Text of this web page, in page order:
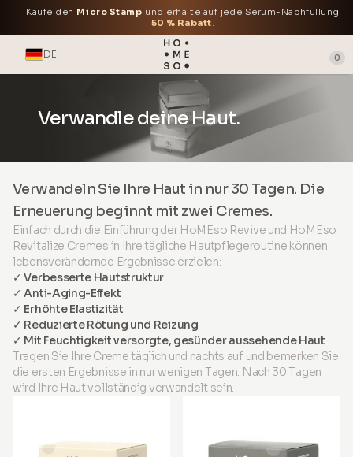
Kaufe den Micro Stamp und erhalte auf jede Serum-Nachfüllung
50 % Rabatt.
DE 0
Verwandle deine Haut.
Verwandeln Sie Ihre Haut in nur 30 Tagen. Die
Erneuerung beginnt mit zwei Cremes.
Einfach durch die Einführung der HoMEso Revive und HoMEso
Revitalize Cremes in Ihre tägliche Hautpflegeroutine können
lebensverändernde Ergebnisse erzielen:
✓ Verbesserte Hautstruktur
✓ Anti-Aging-Effekt
✓ Erhöhte Elastizität
✓ Reduzierte Rötung und Reizung
✓ Mit Feuchtigkeit versorgte, gesünder aussehende Haut
Tragen Sie Ihre Creme täglich und nachts auf und bemerken Sie
die ersten Ergebnisse in nur wenigen Tagen. Nach 30 Tagen
wird Ihre Haut vollständig verwandelt sein.